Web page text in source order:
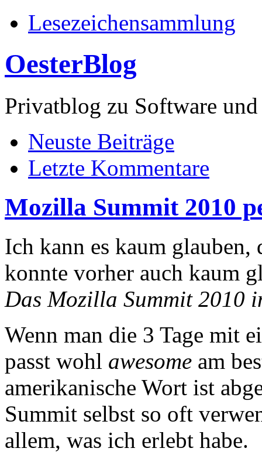
Lesezeichensammlung
OesterBlog
Privatblog zu Software
Neuste Beiträge
Letzte Kommentare
Mozilla Summit 2010
Ich kann es kaum glauben,
konnte vorher auch kaum
Das Mozilla Summit 2010
Wenn man die 3 Tage mit
passt wohl awesome am
amerikanische Wort ist
Summit selbst so oft
allem, was ich erlebt habe.